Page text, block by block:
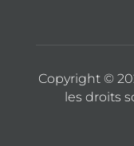
Copyright ©
les droits